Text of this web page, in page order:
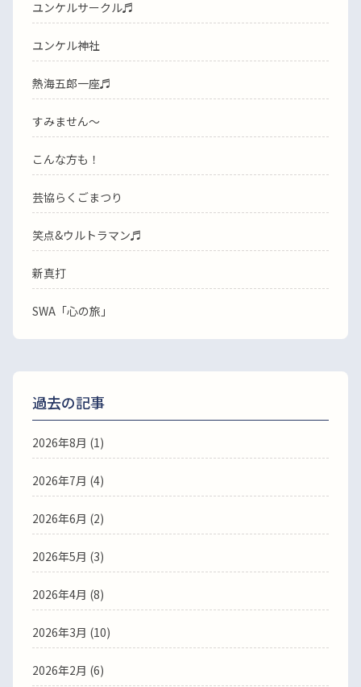
ユンケルサークル♬
ユンケル神社
熱海五郎一座♬
すみません〜
こんな方も！
芸協らくごまつり
笑点&ウルトラマン♬
新真打
SWA「心の旅」
過去の記事
2026年8月 (1)
2026年7月 (4)
2026年6月 (2)
2026年5月 (3)
2026年4月 (8)
2026年3月 (10)
2026年2月 (6)